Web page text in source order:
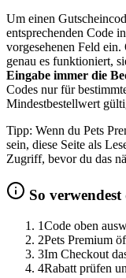
Um einen
entsprechenden Code
vorgesehenen Feld
genau es funktioniert,
Eingabe immer die
Codes nur für
Mindestbestellwert
Tipp: Wenn du Pets
sein, diese Seite als
Zugriff, bevor du das
So
1Code oben
2Pets Premium
3Im Checkout
4Rabatt prüfen